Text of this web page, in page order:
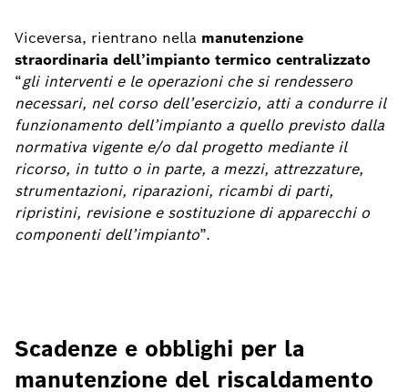
Viceversa, rientrano nella manutenzione
straordinaria dell’impianto termico centralizzato
“gli interventi e le operazioni che si rendessero
necessari, nel corso dell’esercizio, atti a condurre il
funzionamento dell’impianto a quello previsto dalla
normativa vigente e/o dal progetto mediante il
ricorso, in tutto o in parte, a mezzi, attrezzature,
strumentazioni, riparazioni, ricambi di parti,
ripristini, revisione e sostituzione di apparecchi o
componenti dell’impianto”.
Scadenze e obblighi per la
manutenzione del riscaldamento